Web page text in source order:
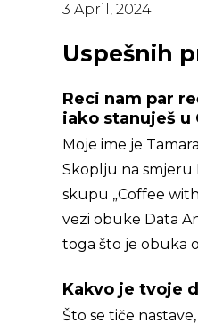
3 April, 2024
Uspešnih
Reci nam par
iako stanuješ u
Moje ime je
Skoplju na smjeru
skupu „Coffee
vezi obuke Data
toga što je obuka
Kakvo je tvoje
Što se tiče